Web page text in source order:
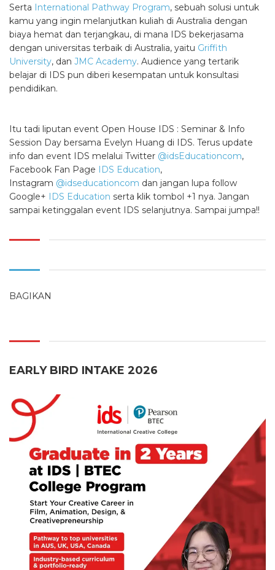
Serta International Pathway Program, sebuah solusi untuk
kamu yang ingin melanjutkan kuliah di Australia dengan
biaya hemat dan terjangkau, di mana IDS bekerjasama
dengan universitas terbaik di Australia, yaitu Griffith
University, dan JMC Academy. Audience yang tertarik
belajar di IDS pun diberi kesempatan untuk konsultasi
pendidikan.
Itu tadi liputan event Open House IDS : Seminar & Info
Session Day bersama Evelyn Huang di IDS. Terus update
info dan event IDS melalui Twitter @idsEducationcom,
Facebook Fan Page IDS Education,
Instagram @idseducationcom dan jangan lupa follow
Google+ IDS Education serta klik tombol +1 nya. Jangan
sampai ketinggalan event IDS selanjutnya. Sampai jumpa!!
BAGIKAN
EARLY BIRD INTAKE 2026